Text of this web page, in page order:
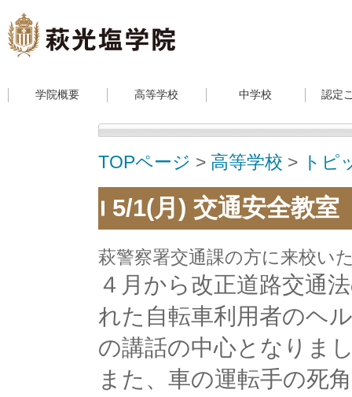
学院概要 高等学校 中学校 認定
TOPページ > 高等学校 > トピ
5/1(月) 交通安全教室
萩警察署交通課の方に来校い
４月から改正道路交通
れた自転車利用者のヘ
の講話の中心となりま
また、車の運転手の死